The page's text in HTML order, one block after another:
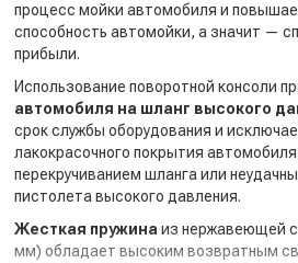
процесс мойки автомобиля и
способность автомойки, а значит —
прибыли.
Использование поворотной консоли
автомобиля на шланг высокого
срок службы оборудования и
лакокрасочного покрытия
перекручиванием шланга или
пистолета высокого давления.
Жесткая пружина из нержавеющей
мм) обладает высоким возвратным